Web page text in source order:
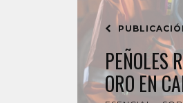
PEÑOLES
ORO EN